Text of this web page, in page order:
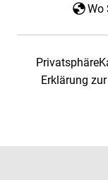
Wo
Privatsphäre
Erklärung